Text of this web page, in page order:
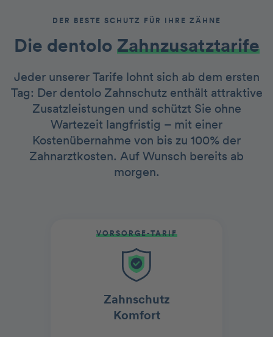
DER BESTE SCHUTZ FÜR IHRE ZÄHNE
Die dentolo­­ Zah nzusatztarife
Jeder unserer Tarife lohnt sich ab dem ersten
Tag: Der dentolo Zahnschutz enthält attraktive
Zusatzleistungen und schützt Sie ohne
Wartezeit langfristig – mit einer
Kostenübernahme von bis zu 100% der
Zahnarztkosten. Auf Wunsch bereits ab
morgen.
VORSORGE-TARIF
Zahnschutz
Komfort